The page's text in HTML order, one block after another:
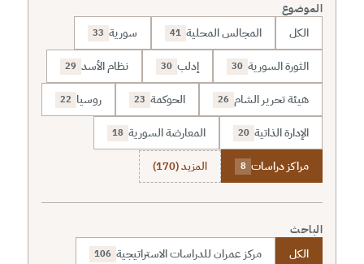
الموضوع
الكل المجالس المحلية 41 سورية 33
الثورة السورية 30 إدلب 30 نظام الأسد 29
هيئة تحرير الشام 26 الحوكمة 23 روسيا 22
الإدارة الذاتية 20 المعارضة السورية 18
مراكز دراسات 8 المزيد (170)
الباحث
الكل مركز عمران للدراسات الاستراتيجية 106